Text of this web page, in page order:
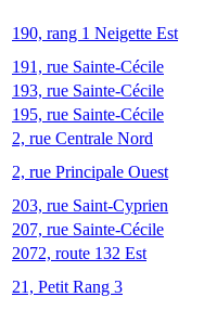
190, rang 1 Neigette Est
191, rue Sainte-Cécile
193, rue Sainte-Cécile
195, rue Sainte-Cécile
2, rue Centrale Nord
2, rue Principale Ouest
203, rue Saint-Cyprien
207, rue Sainte-Cécile
2072, route 132 Est
21, Petit Rang 3